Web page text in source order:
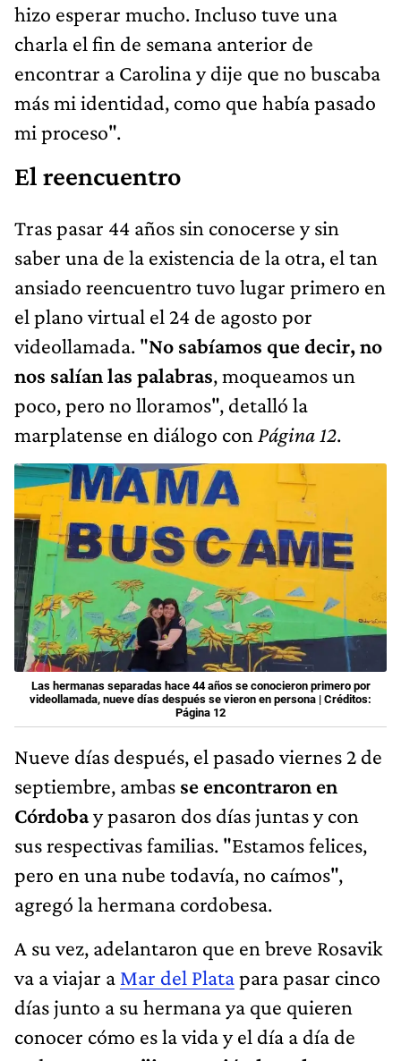
hizo esperar mucho. Incluso tuve una
charla el fin de semana anterior de
encontrar a Carolina y dije que no buscaba
más mi identidad, como que había pasado
mi proceso".
El reencuentro
Tras pasar 44 años sin conocerse y sin
saber una de la existencia de la otra, el tan
ansiado reencuentro tuvo lugar primero en
el plano virtual el 24 de agosto por
videollamada. "No sabíamos que decir, no
nos salían las palabras, moqueamos un
poco, pero no lloramos", detalló la
marplatense en diálogo con Página 12.
Las hermanas separadas hace 44 años se conocieron primero por
videollamada, nueve días después se vieron en persona | Créditos:
Página 12
Nueve días después, el pasado viernes 2 de
septiembre, ambas se encontraron en
Córdobay pasaron dos días juntas y con
sus respectivas familias. "Estamos felices,
pero en una nube todavía, no caímos",
agregó la hermana cordobesa.
A su vez, adelantaron que en breve Rosavik
va a viajar a Mar del Platapara pasar cinco
días junto a su hermana ya que quieren
conocer cómo es la vida y el día a día de